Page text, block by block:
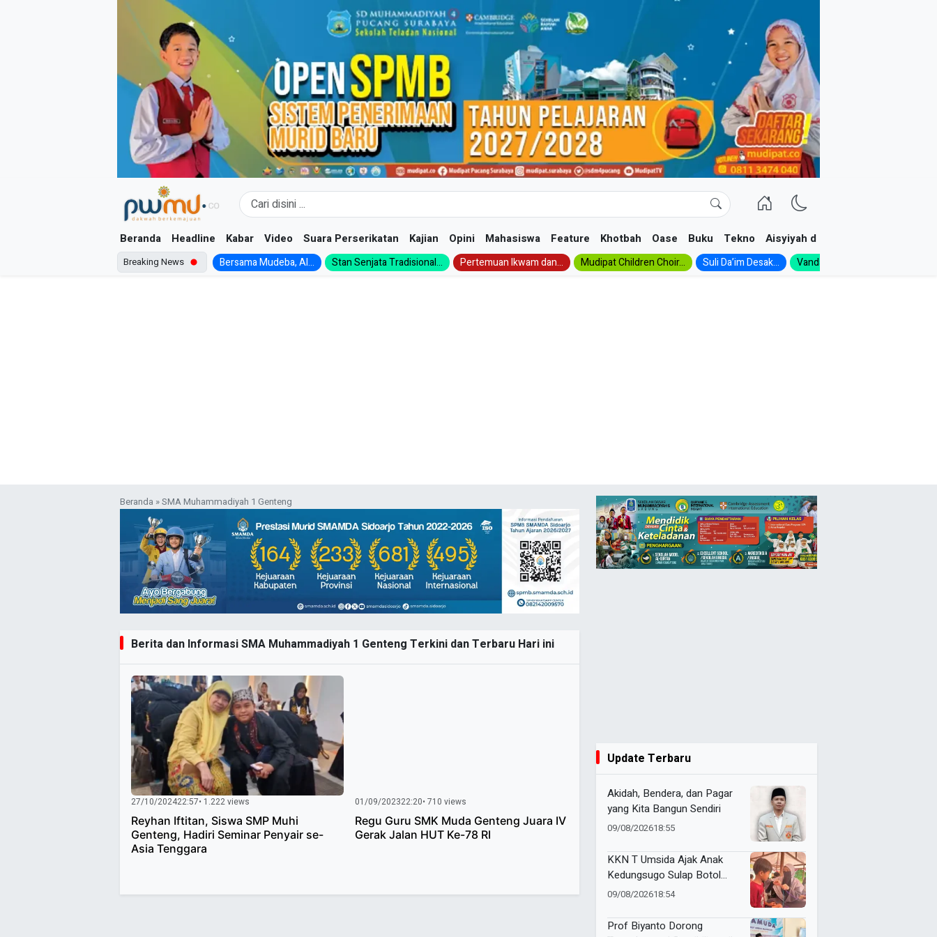
Beranda Headline Kabar Video Suara Perserikatan Kajian Opini Mahasiswa Feature Khotbah Oase Buku Tekno Aisyiyah dan NA
Breaking News Bersama Mudeba, Al... Stan Senjata Tradisional... Pertemuan Ikwam dan... Mudipat Children Choir... Suli Da’im Desak... Vanda, Siswa SMK...
Beranda »SMA Muhammadiyah 1 Genteng
Berita dan Informasi SMA Muhammadiyah 1 Genteng Terkini dan Terbaru Hari ini
27/10/202422:57• 1.222 views
Reyhan Iftitan, Siswa SMP Muhi
Genteng, Hadiri Seminar Penyair se-
Asia Tenggara
01/09/202322:20• 710 views
Regu Guru SMK Muda Genteng Juara IV
Gerak Jalan HUT Ke-78 RI
Update Terbaru
Akidah, Bendera, dan Pagar
yang Kita Bangun Sendiri
09/08/202618:55
KKN T Umsida Ajak Anak
Kedungsugo Sulap Botol
Bekas Jadi Tempat Pensil
09/08/202618:54
Prof Biyanto Dorong